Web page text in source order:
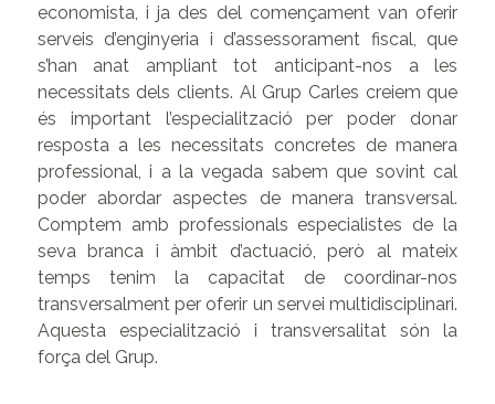
economista, i ja des del començament van oferir
serveis d’enginyeria i d’assessorament fiscal, que
s’han anat ampliant tot anticipant-nos a les
necessitats dels clients. Al Grup Carles creiem que
és important l’especialització per poder donar
resposta a les necessitats concretes de manera
professional, i a la vegada sabem que sovint cal
poder abordar aspectes de manera transversal.
Comptem amb professionals especialistes de la
seva branca i àmbit d’actuació, però al mateix
temps tenim la capacitat de coordinar-nos
transversalment per oferir un servei multidisciplinari.
Aquesta especialització i transversalitat són la
força del Grup.